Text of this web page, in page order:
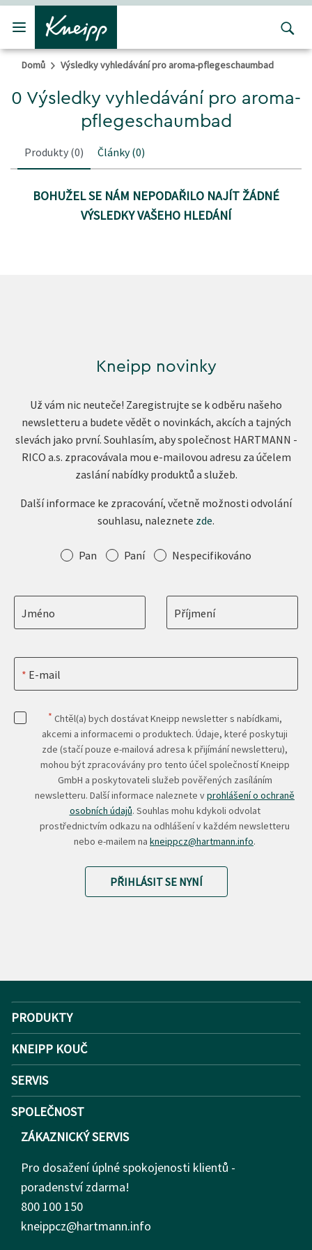
Přejít na hlavní obsah
Přejít na obsah patičky
Domů Výsledky vyhledávání pro aroma-pflegeschaumbad
0 Výsledky vyhledávání pro aroma-
pflegeschaumbad
Produkty (0) Články(0)
BOHUŽEL SE NÁM NEPODAŘILO NAJÍT ŽÁDNÉ
VÝSLEDKY VAŠEHO HLEDÁNÍ
Kneipp novinky
Už vám nic neuteče! Zaregistrujte se k odběru našeho
newsletteru a budete vědět o novinkách, akcích a tajných
slevách jako první. Souhlasím, aby společnost HARTMANN -
RICO a.s. zpracovávala mou e-mailovou adresu za účelem
zaslání nabídky produktů a služeb.
Další informace ke zpracování, včetně možnosti odvolání
souhlasu, naleznete zde.
Oslovení Pan Paní Nespecifikováno
Jméno Příjmení
E-mail
* Chtěl(a) bych dostávat Kneipp newsletter s nabídkami,
akcemi a informacemi o produktech. Údaje, které poskytuji
zde (stačí pouze e-mailová adresa k přijímání newsletteru),
mohou být zpracovávány pro tento účel společností Kneipp
GmbH a poskytovateli služeb pověřených zasíláním
newsletteru. Další informace naleznete vprohlášení o ochraně
osobních údajů. Souhlas mohu kdykoli odvolat
prostřednictvím odkazu na odhlášení v každém newsletteru
nebo e-mailem na kneippcz@hartmann.info.
PŘIHLÁSIT SE NYNÍ
PRODUKTY
KNEIPP KOUČ
SERVIS
SPOLEČNOST
ZÁKAZNICKÝ SERVIS
Pro dosažení úplné spokojenosti klientů -
poradenství zdarma!
800 100 150
kneippcz@hartmann.info